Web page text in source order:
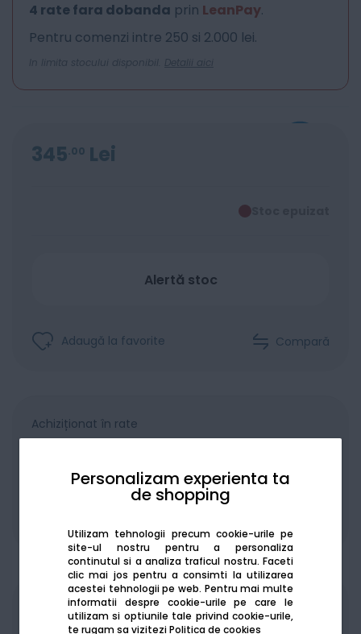
Personalizam experienta ta
de shopping
Utilizam tehnologii precum cookie-urile pe
site-ul nostru pentru a personaliza
continutul si a analiza traficul nostru. Faceti
clic mai jos pentru a consimti la utilizarea
acestei tehnologii pe web. Pentru mai multe
informatii despre cookie-urile pe care le
utilizam si optiunile tale privind cookie-urile,
te rugam sa viziteziPolitica de cookies
4 rate fara dobanda prin LeanPay.
Pentru comenzi intre 250 si 2.000 lei.
In limita stocului disponibil. Detalii aici
345 00 Lei
Alertă stoc
Adaugă la favorite Compară
Achiziționat în rate
Produsele sunt disponibile pe platforma de
achizitii publiceSEAP/SICAP